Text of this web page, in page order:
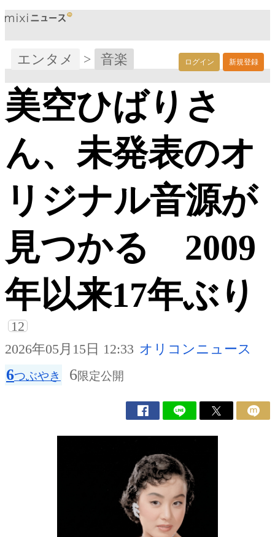
ログイン 新規登録
エンタメ > 音楽
美空ひばりさ
ん、未発表のオ
リジナル音源が
見つかる 2009
年以来17年ぶり
12
2026年05月15日 12:33 オリコンニュース
6つぶやき 6限定公開